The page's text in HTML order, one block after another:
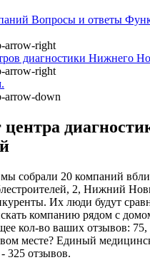
Вопросы и ответы
диагностики Нижнего
собрали 20 компаний
2, Нижний
Их люди будут
компанию рядом с
кол-во ваших отзывов: 75,
месте? Единый
325 отзывов.